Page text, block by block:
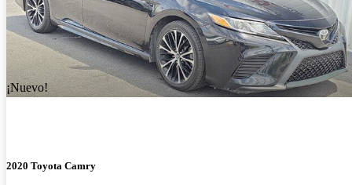
¡Nuevo!
2020 Toyota Camry